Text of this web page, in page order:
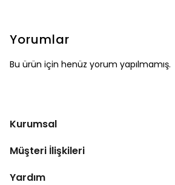
Yorumlar
Bu ürün için henüz yorum yapılmamış.
Kurumsal
Müşteri İlişkileri
Yardım